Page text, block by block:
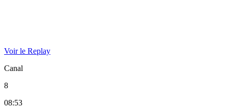
Voir le Replay
Canal
8
08:53